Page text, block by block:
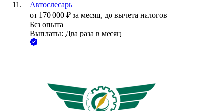
Автослесарь
от 170 000 ₽ за месяц, до вычета налогов
Без опыта
Выплаты: Два раза в месяц